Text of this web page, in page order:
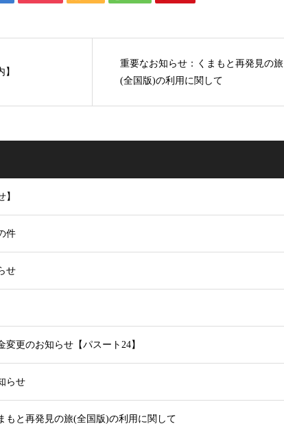
重要なお知らせ：くまもと再発見の旅
(全国版)の利用に関して
】
件
せ
更のお知らせ【パスート24】
らせ
もと再発見の旅(全国版)の利用に関して